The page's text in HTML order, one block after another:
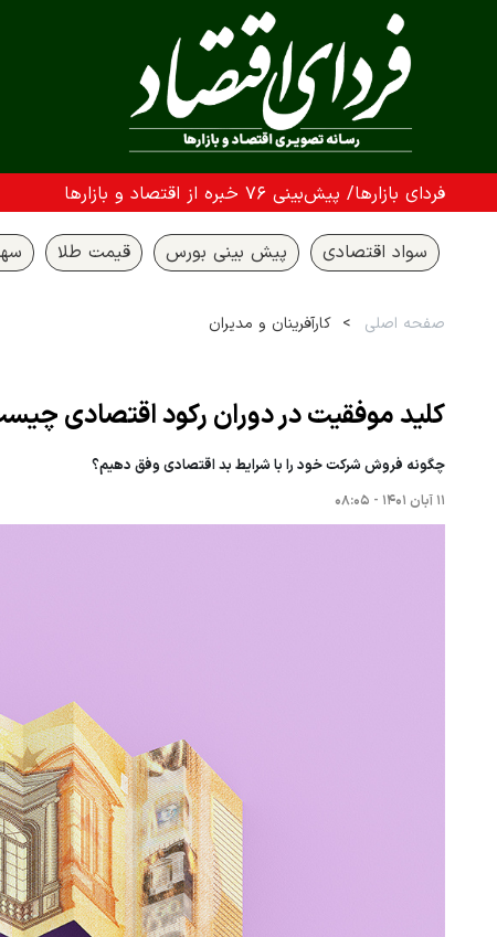
فردای بازارها/ پیش‌بینی ۷۶ خبره از اقتصاد و بازارها
سواد اقتصادی پیش بینی بورس قیمت طلا
صفحه اصلی کارآفرینان و مدیران
کلید موفقیت در دوران رکود اقتصادی
چگونه فروش شرکت خود را با شرایط بد اقتصادی وفق دهیم؟
۱۱ آبان ۱۴۰۱ - ۰۸:۰۵